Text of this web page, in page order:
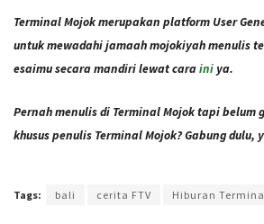
Terminal Mojok merupakan platform User
untuk mewadahi jamaah mojokiyah menulis
esaimu secara mandiri lewat caraini ya.
Pernah menulis di Terminal Mojok tapi belum
khusus penulis Terminal Mojok? Gabung dulu,
Tags: bali cerita FTV Hiburan